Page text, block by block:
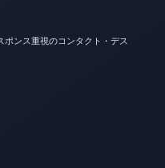
ンス重視のコンタクト・デス